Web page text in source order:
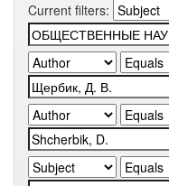
Current filters: